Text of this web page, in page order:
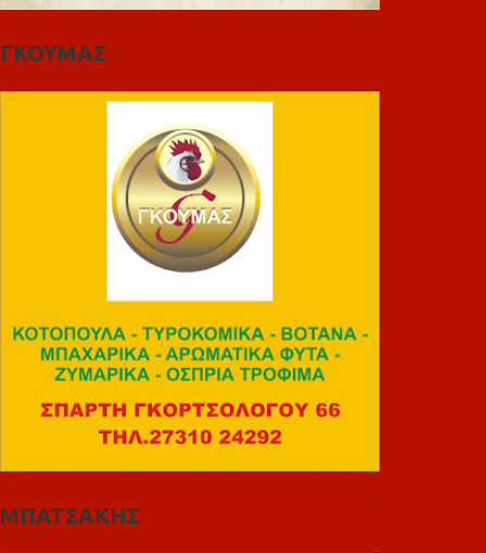
ΓΚΟΥΜΑΣ
ΜΠΑΤΣΑΚΗΣ